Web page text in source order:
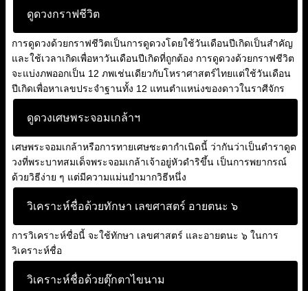
ดูดวงกราฟชีวิต
การดูดวงด้วยกราฟชีวิตเป็นการดูดวงโดยใช้วันเดือนปีเกิดเป็นสำคัญ
และใช้เวลาเกิดเพื่อหาวันเดือนปีเกิดที่ถูกต้อง การดูดวงด้วยกราฟชีวิต
จะแบ่งภพออกเป็น 12 ภพเช่นเดียวกับโหราศาสตร์ไทยแต่ใช้วันเดือน
ปีเกิดเพื่อหาเลขประจำฐานทั้ง 12 แทนตำแหน่งของดาวในราศีจักร
ดูดวงเศษพระจอมเกล้าฯ
เศษพระจอมเกล้าหรือการทายเศษชะตากำเนิดนี้ ว่ากันว่าเป็นตำราดูด
วงที่พระบาทสมเด็จพระจอมเกล้าเจ้าอยู่หัวดำริขึ้น เป็นการพยากรณ์
ด้วยวิธีง่าย ๆ แต่มีความแม่นยำมากวิธีหนึ่ง
วิเคราะห์ชื่อด้วยทักษา เลขศาสตร์ อายตนะ ๖
การวิเคราะห์ชื่อนี้ จะใช้ทักษา เลขศาสตร์ และอายตนะ ๖ ในการ
วิเคราะห์ชื่อ
วิเคราะห์ชื่อด้วยตุ๊กตาไขนาม